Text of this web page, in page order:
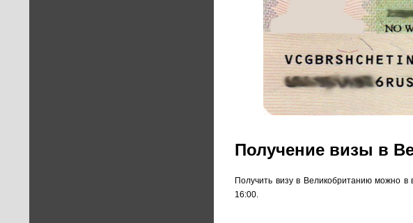
Получение визы в
Получить визу в Великобританию можно
16:00.